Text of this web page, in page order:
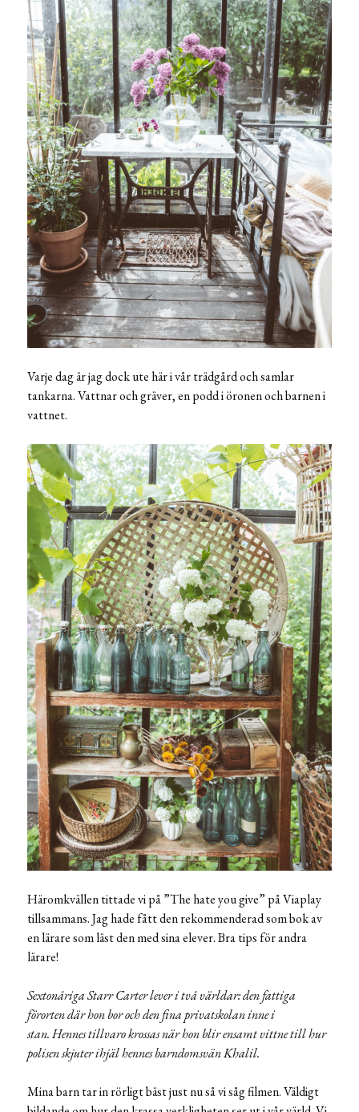
Varje dag är jag dock ute här i vår trädgård och samlar
tankarna. Vattnar och gräver, en podd i öronen och barnen i
vattnet.
Häromkvällen tittade vi på ”The hate you give” på Viaplay
tillsammans. Jag hade fått den rekommenderad som bok av
en lärare som läst den med sina elever. Bra tips för andra
lärare!
Sextonåriga Starr Carter lever i två världar: den fattiga
förorten där hon bor och den fina privatskolan inne i
stan. Hennes tillvaro krossas när hon blir ensamt vittne till hur
polisen skjuter ihjäl hennes barndomsvän Khalil.
Mina barn tar in rörligt bäst just nu så vi såg filmen. Väldigt